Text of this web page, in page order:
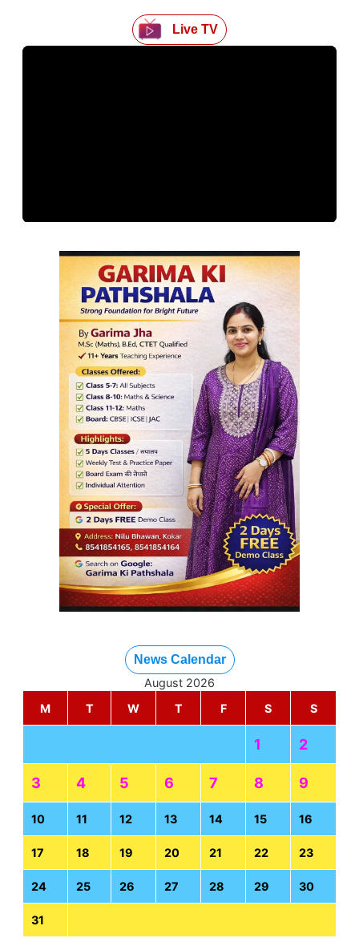
Live TV
News Calendar
August 2026
M
T W T F S S
1 2
3 4 5 6 7 8 9
10 11 12 13 14 15 16
17 18 19 20 21 22 23
24 25 26 27 28 29 30
31